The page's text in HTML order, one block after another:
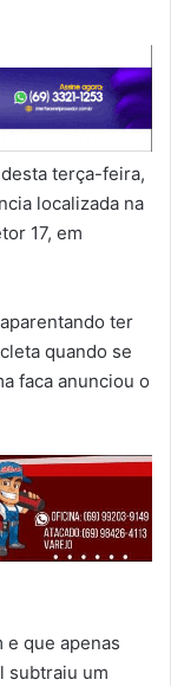
terça-feira,
localizada na
17, em
ter
quando se
faca anunciou o
e que apenas
subtraiu um